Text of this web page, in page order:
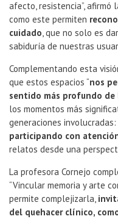
afecto, resistencia”, afirmó
como este permiten
cuidado, que no solo es
sabiduría de nuestras
Complementando esta
que estos espacios “nos
sentido más profundo
los momentos más
generaciones involucradas:
participando con
relatos desde una
La profesora Cornejo
“Vincular memoria y arte
permite complejizarla,
del quehacer clínico,